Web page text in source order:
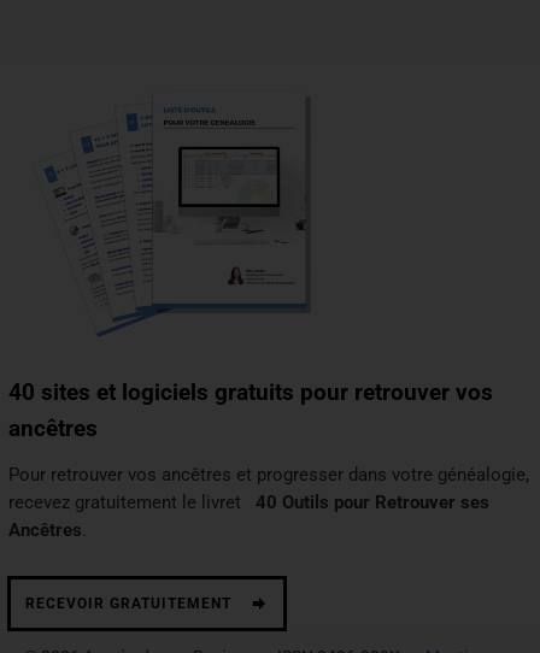
40 sites et logiciels gratuits pour retrouver vos
ancêtres
Pour retrouver vos ancêtres et progresser dans votre généalogie,
recevez gratuitement le livret 40 Outils pour Retrouver ses
Ancêtres.
RECEVOIR GRATUITEMENT